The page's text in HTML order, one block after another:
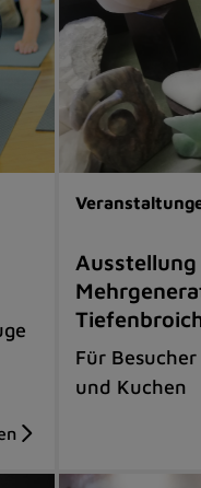
Für
und Kuchen